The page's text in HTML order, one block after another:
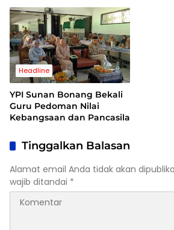
Berdasar
Headline
YPI Sunan Bonang Bekali
Guru Pedoman Nilai
Kebangsaan dan Pancasila
Tinggalkan Balasan
Alamat email Anda tidak akan
wajib ditandai *